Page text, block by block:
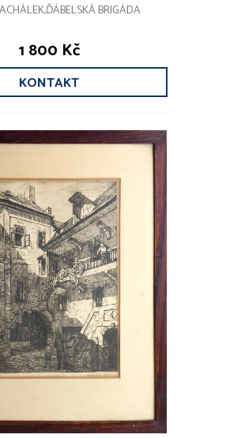
BRIGÁDA
1 800 Kč
KONTAKT